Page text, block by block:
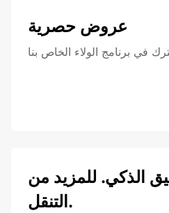
عروض حصرية
في برنامج الولاء الخاص بنا
الذكي. للمزيد من
التنقل.